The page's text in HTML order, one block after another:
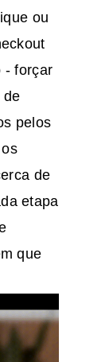
ou
- forçar
de
pelos
de
etapa
que